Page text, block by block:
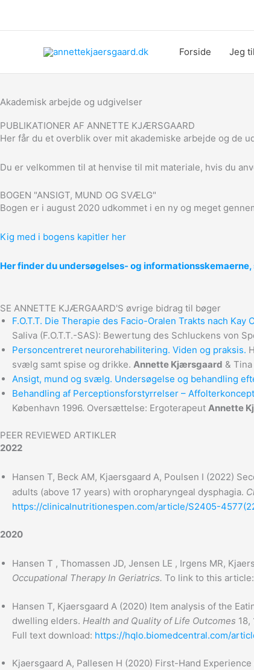
Forside
Jeg
Akademisk arbejde og udgivelser
PUBLIKATIONER AF ANNETTE KJÆRSGAARD
Her får du et overblik over mit akademiske arbejde og de
Du er velkommen til at henvise til mit materiale, hvis du
BOGEN "ANSIGT, MUND OG SVÆLG"
Bogen er i august 2020 udkommet i en ny og meget
Kig med i bogens kapitler her
Her finder du undersøgelses- og
SE ANNETTE KJÆRGAARD'S øvrige bidrag til bøger
F.O.T.T. Die Therapie des Facio-Oralen Trakts nach Kay
Saliva (F.O.T.T.-SAS): Bewertung des Schluckens von
Personcentreret neurorehabilitering. Viden og praksis.
svælg samt spise og drikke. Annette Kjærsgaard &
Ansigt, mund og svælg. Undersøgelse og behandling
Behandling af Perceptionsforstyrrelser –
København 1996. Oversættelse: Ergoterapeut Annette
PEER REVIEWED ARTIKLER
2022
Hansen T, Beck AM, Kjaersgaard A, Poulsen I (2022)
adults (above 17 years) with oropharyngeal dysphagia.
https://clinicalnutritionespen.com/article/S2405-
2020
Hansen T , Thomassen JD, Jensen LE , Irgens MR,
Occupational Therapy In Geriatrics. To link to this article:
Hansen T, Kjaersgaard A (2020) Item analysis of the
dwelling elders. Health and Quality of Life Outcomes 18,
Full text download: https://hqlo.biomedcentral.com/
Kjaersgaard A, Pallesen H (2020) First-Hand